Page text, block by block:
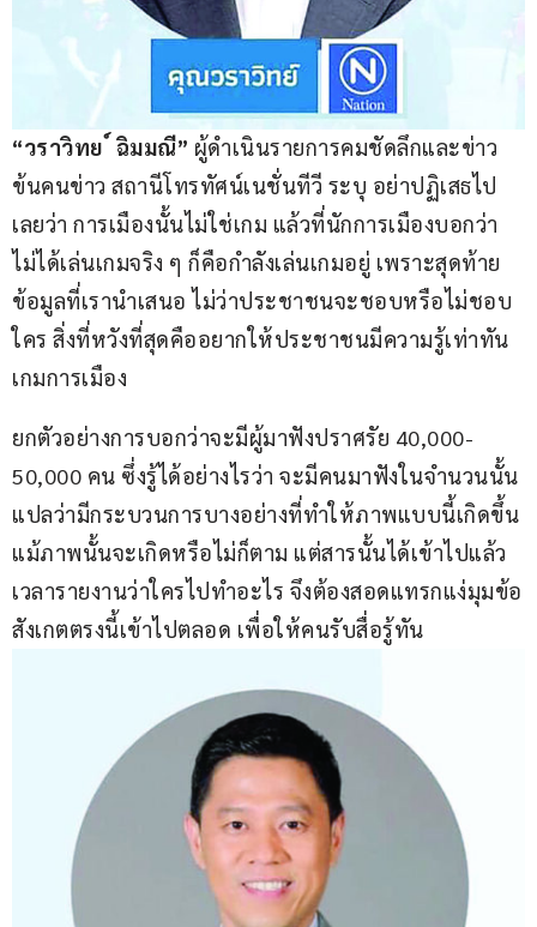
“วราวิทย ์ ฉิมมณี” ผู้ดำเนินรายการคมชัดลึกและข่าว
ข้นคนข่าว สถานีโทรทัศน์เนชั่นทีวี ระบุ อย่าปฏิเสธไป
เลยว่า การเมืองนั้นไม่ใช่เกม แล้วที่นักการเมืองบอกว่า
ไม่ได้เล่นเกมจริง ๆ ก็คือกำลังเล่นเกมอยู่ เพราะสุดท้าย
ข้อมูลที่เรานำเสนอ ไม่ว่าประชาชนจะชอบหรือไม่ชอบ
ใคร สิ่งที่หวังที่สุดคืออยากให้ประชาชนมีความรู้เท่าทัน
เกมการเมือง
ยกตัวอย่างการบอกว่าจะมีผู้มาฟังปราศรัย 40,000-
50,000 คน ซึ่งรู้ได้อย่างไรว่า จะมีคนมาฟังในจำนวนนั้น
แปลว่ามีกระบวนการบางอย่างที่ทำให้ภาพแบบนี้เกิดขึ้น
แม้ภาพนั้นจะเกิดหรือไม่ก็ตาม แต่สารนั้นได้เข้าไปแล้ว
เวลารายงานว่าใครไปทำอะไร จึงต้องสอดแทรกแง่มุมข้อ
สังเกตตรงนี้เข้าไปตลอด เพื่อให้คนรับสื่อรู้ทัน